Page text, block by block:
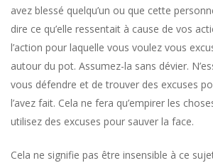
avez blessé quelqu’un ou que cette
dire ce qu’elle ressentait à cause de vos
l’action pour laquelle vous voulez vous
autour du pot. Assumez-la sans dévier.
vous défendre et de trouver des excuses
l’avez fait. Cela ne fera qu’empirer les
utilisez des excuses pour sauver la face.
Cela ne signifie pas être insensible à ce